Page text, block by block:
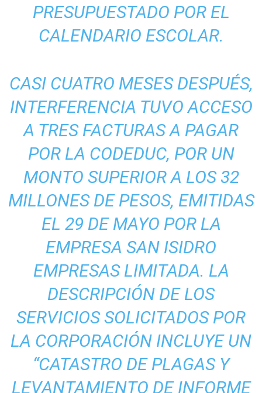
PRESUPUESTADO POR EL
CALENDARIO ESCOLAR.
CASI CUATRO MESES DESPUÉS,
INTERFERENCIA TUVO ACCESO
A TRES FACTURAS A PAGAR
POR LA CODEDUC, POR UN
MONTO SUPERIOR A LOS 32
MILLONES DE PESOS, EMITIDAS
EL 29 DE MAYO POR LA
EMPRESA SAN ISIDRO
EMPRESAS LIMITADA. LA
DESCRIPCIÓN DE LOS
SERVICIOS SOLICITADOS POR
LA CORPORACIÓN INCLUYE UN
“CATASTRO DE PLAGAS Y
LEVANTAMIENTO DE INFORME